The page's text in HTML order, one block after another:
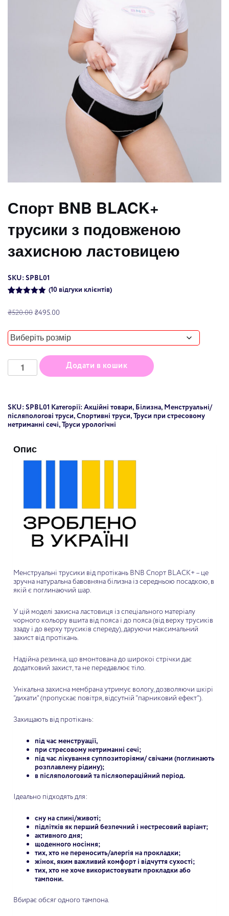
Спорт BNB BLACK+
трусики з подовженою
захисною ластовицею
SKU: SPBL01
based on
ratings
(10відгуки клієнтів)
₴520.00 Original
was:
₴520.00.
₴495.00
is:
₴495.00.
Спорт
BNB
BLACK+
ластовицею
quantity
Додати в кошик
SKU:SPBL01 Категорії:Акційні товари, Білизна, Менструальні/
післяпологові труси,Спортивні труси,Труси при стресовому
нетриманні сечі,Труси урологічні
Опис
Менструальні трусики від протікань BNB Спорт BLACK+ – це
зручна натуральна бавовняна білизна із середньою посадкою, в
якій є поглинаючий шар.
У цій моделі захисна ластовиця із спеціального матеріалу
чорного кольору вшита від пояса і до пояса (від верху трусиків
ззаду і до верху трусиків спереду), даруючи максимальний
захист від протікань.
Надійна резинка, що вмонтована до широкої стрічки дає
додатковий захист, та не передавлює тіло.
Унікальна захисна мембрана утримує вологу, дозволяючи шкірі
“дихати” (пропускає повітря, відсутній “парниковий ефект”).
Захищають від протікань:
під час менструації,
при стресовому нетриманні сечі;
під час лікування суппозиторіями/ свічами (поглинають
розплавлену рідину);
в післяпологовий та післяопераційний період.
Ідеально підходять для:
сну на спині/животі;
підлітків як перший безпечний і нестресовий варіант;
активного дня;
щоденного носіння;
тих, хто не переносить/алергія на прокладки;
жінок, яким важливий комфорт і відчуття сухості;
тих, хто не хоче використовувати прокладки або
тампони.
Вбирає обсяг одного тампона.